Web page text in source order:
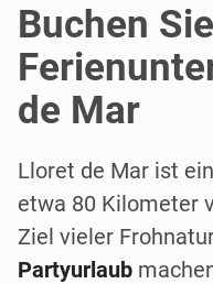
Buchen
de Mar
Lloret de Mar ist
etwa 80 Kilometer
Ziel vieler
Partyurlaub